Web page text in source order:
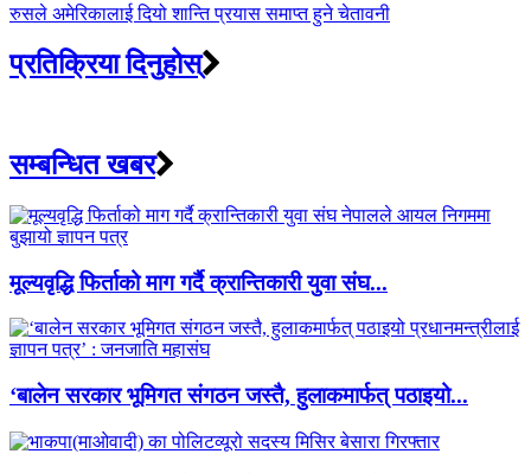
रुसले अमेरिकालाई दियो शान्ति प्रयास समाप्त हुने चेतावनी
प्रतिक्रिया दिनुहोस्
सम्बन्धित खबर
मूल्यवृद्धि फिर्ताको माग गर्दै क्रान्तिकारी युवा संघ...
‘बालेन सरकार भूमिगत संगठन जस्तै, हुलाकमार्फत् पठाइयो...